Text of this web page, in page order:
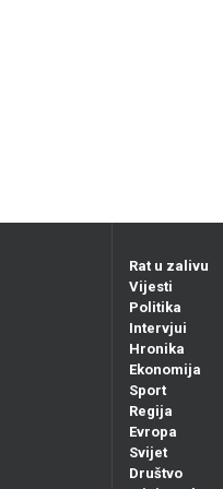
Rat u zalivu
Vijesti
Politika
Intervjui
Hronika
Ekonomija
Sport
Regija
Evropa
Svijet
Društvo